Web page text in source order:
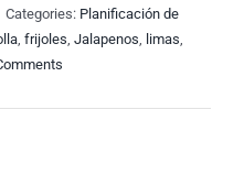
Categories: Planificación de
frijoles Jalapenos limas